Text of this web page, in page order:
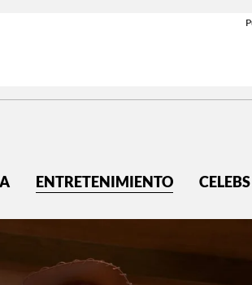
ENTRETENIMIENTO CELEBS